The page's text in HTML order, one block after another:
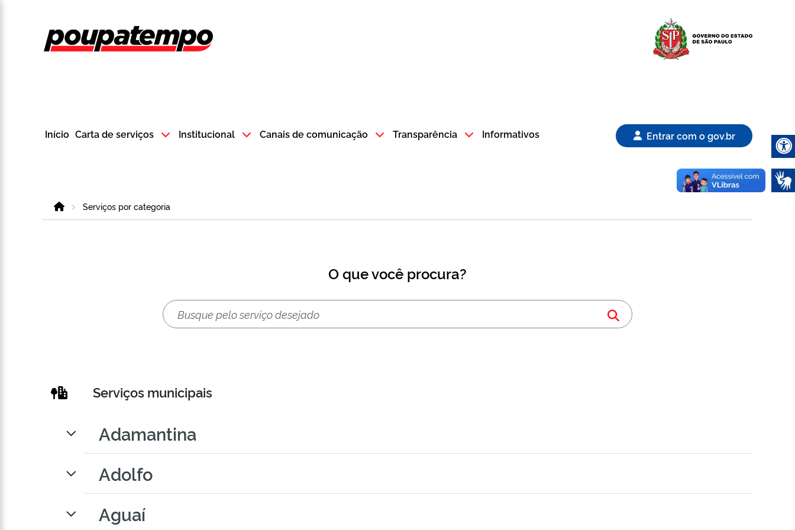
Logo do Poupatempo SP GOV BR direciona para a página inicial
Início Carta de serviços Institucional Canais de comunicação Transparência Informativos Entrar com o gov.br
HomeServiços por categoria
O que você procura?
Serviços municipais
Adamantina
Adolfo
Aguaí